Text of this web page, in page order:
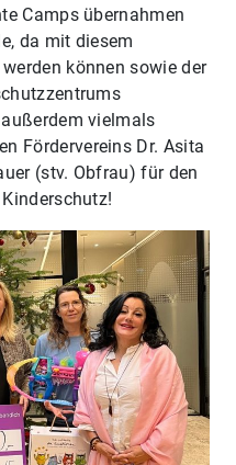
Camps übernahmen
da mit diesem
können sowie der
vielmals
Fördervereins Dr. Asita
(stv. Obfrau) für den